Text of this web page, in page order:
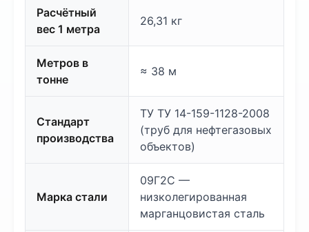
Расчётный
вес 1 метра
26,31 кг
Метров в
тонне
≈ 38 м
Стандарт
производства
ТУ ТУ 14-159-1128-2008
(труб для нефтегазовых
объектов)
Марка стали
09Г2С —
низколегированная
марганцовистая сталь